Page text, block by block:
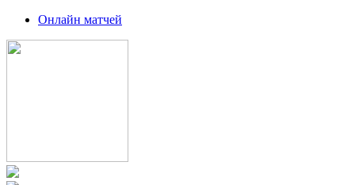
Онлайн матчей